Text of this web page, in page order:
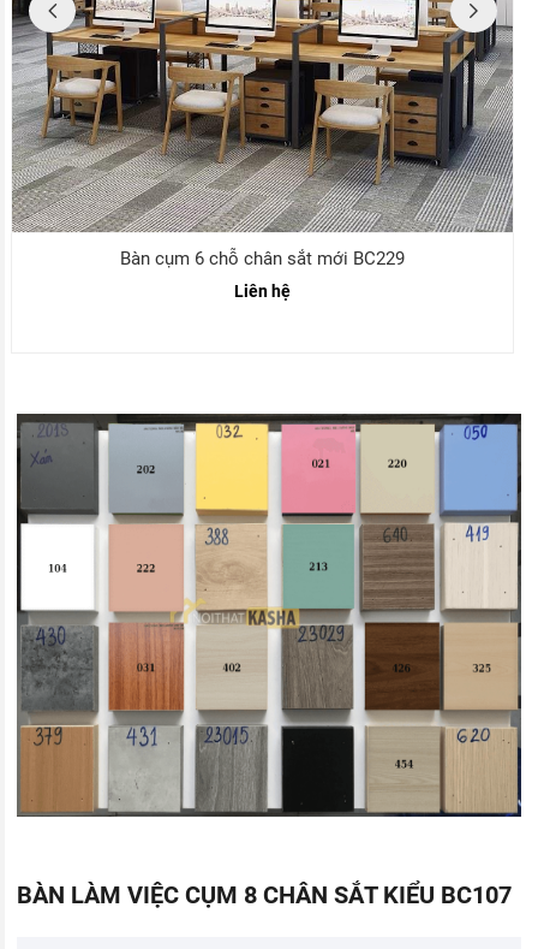
Bàn cụm 6 chỗ chân sắt mới BC229
Liên hệ
BÀN LÀM VIỆC CỤM 8 CHÂN SẮT KIỂU BC107